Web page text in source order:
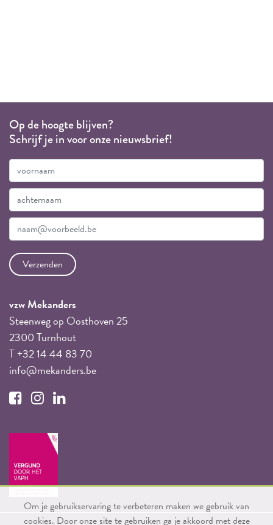
Op de hoogte blijven?
Schrijf je in voor onze nieuwsbrief!
vzw Mekanders
Steenweg op Oosthoven 25
2300 Turnhout
T +32 14 44 83 70
info@mekanders.be
Om je gebruikservaring te verbeteren maken we gebruik van
cookies. Door onze site te gebruiken ga je akkoord met deze